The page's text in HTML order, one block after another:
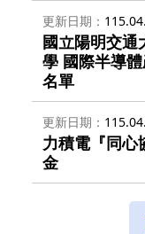
更新日期
國立陽明交
學 國際半導
名單
更新日期
力積電『同心
金